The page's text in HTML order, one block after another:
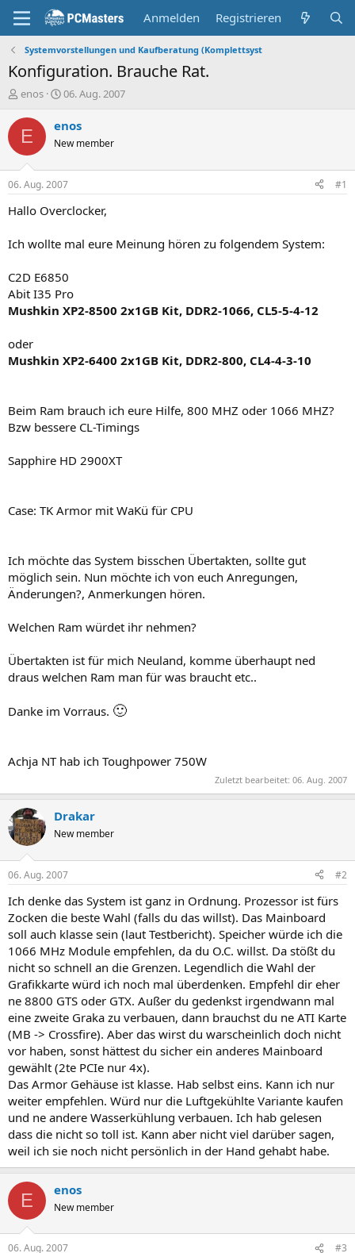
Anmelden Registrieren
Systemvorstellungen und Kaufberatung (Komplettsyst
Konfiguration. Brauche Rat.
E
s
e
r
enos
E
s
e
l
t
a
06. Aug. 2007
E enos
New member
06. Aug. 2007 #1
Hallo Overclocker,
Ich wollte mal eure Meinung hören zu folgendem System:
C2D E6850
Abit I35 Pro
Mushkin XP2-8500 2x1GB Kit, DDR2-1066, CL5-5-4-12
oder
Mushkin XP2-6400 2x1GB Kit, DDR2-800, CL4-4-3-10
Beim Ram brauch ich eure Hilfe, 800 MHZ oder 1066 MHZ?
Bzw bessere CL-Timings
Sapphire HD 2900XT
Case: TK Armor mit WaKü für CPU
Ich möchte das System bisschen Übertakten, sollte gut
möglich sein. Nun möchte ich von euch Anregungen,
Änderungen?, Anmerkungen hören.
Welchen Ram würdet ihr nehmen?
Übertakten ist für mich Neuland, komme überhaupt ned
draus welchen Ram man für was braucht etc..
Danke im Vorraus. 🙂
Achja NT hab ich Toughpower 750W
Zuletzt bearbeitet: 06. Aug. 2007
Drakar
New member
06. Aug. 2007 #2
Ich denke das System ist ganz in Ordnung. Prozessor ist fürs
Zocken die beste Wahl (falls du das willst). Das Mainboard
soll auch klasse sein (laut Testbericht). Speicher würde ich die
1066 MHz Module empfehlen, da du O.C. willst. Da stößt du
nicht so schnell an die Grenzen. Legendlich die Wahl der
Grafikkarte würd ich noch mal überdenken. Empfehl dir eher
ne 8800 GTS oder GTX. Außer du gedenkst irgendwann mal
eine zweite Graka zu verbauen, dann brauchst du ne ATI Karte
(MB -> Crossfire). Aber das wirst du warscheinlich doch nicht
vor haben, sonst hättest du sicher ein anderes Mainboard
gewählt (2te PCIe nur 4x).
Das Armor Gehäuse ist klasse. Hab selbst eins. Kann ich nur
weiter empfehlen. Würd nur die Luftgekühlte Variante kaufen
und ne andere Wasserkühlung verbauen. Ich hab gelesen
dass die nicht so toll ist. Kann aber nicht viel darüber sagen,
weil ich sie noch nicht persönlich in der Hand gehabt habe.
E enos
New member
06. Aug. 2007 #3